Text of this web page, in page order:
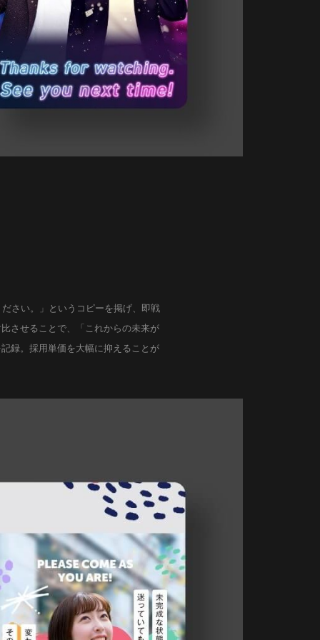
さい。」というコピーを掲げ、即戦
させることで、「これからの未来が
録。採用単価を大幅に抑えることが